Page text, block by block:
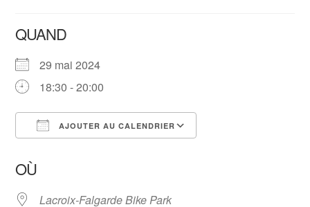
QUAND
29 mai 2024
18:30 - 20:00
AJOUTER AU CALENDRIER
OÙ
Lacroix-Falgarde Bike Park